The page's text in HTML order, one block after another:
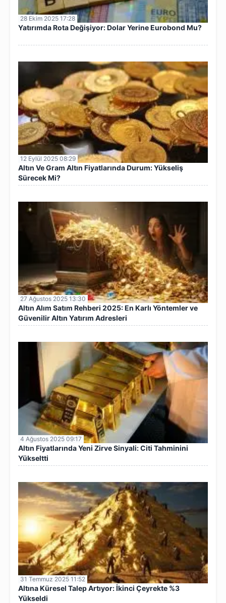
28 Ekim 2025 17:28
Yatırımda Rota Değişiyor: Dolar Yerine Eurobond Mu?
12 Eylül 2025 08:29
Altın Ve Gram Altın Fiyatlarında Durum: Yükseliş
Sürecek Mi?
27 Ağustos 2025 13:30
Altın Alım Satım Rehberi 2025: En Karlı Yöntemler ve
Güvenilir Altın Yatırım Adresleri
4 Ağustos 2025 09:17
Altın Fiyatlarında Yeni Zirve Sinyali: Citi Tahminini
Yükseltti
31 Temmuz 2025 11:52
Altına Küresel Talep Artıyor: İkinci Çeyrekte %3
Yükseldi